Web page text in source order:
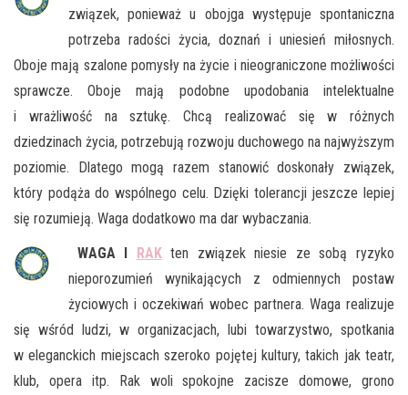
związek, ponieważ u obojga występuje spontaniczna
potrzeba radości życia, doznań i uniesień miłosnych.
Oboje mają szalone pomysły na życie i nieograniczone możliwości
sprawcze. Oboje mają podobne upodobania intelektualne
i wrażliwość na sztukę. Chcą realizować się w różnych
dziedzinach życia, potrzebują rozwoju duchowego na najwyższym
poziomie. Dlatego mogą razem stanowić doskonały związek,
który podąża do wspólnego celu. Dzięki tolerancji jeszcze lepiej
się rozumieją. Waga dodatkowo ma dar wybaczania.
WAGA I RAKten związek niesie ze sobą ryzyko
nieporozumień wynikających z odmiennych postaw
życiowych i oczekiwań wobec partnera. Waga realizuje
się wśród ludzi, w organizacjach, lubi towarzystwo, spotkania
w eleganckich miejscach szeroko pojętej kultury, takich jak teatr,
klub, opera itp. Rak woli spokojne zacisze domowe, grono